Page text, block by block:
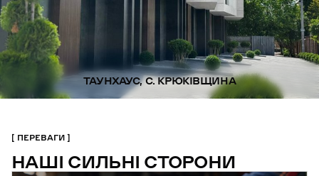
ТАУНХАУС, С. КРЮКІВЩИНА
ПЕРЕВАГИ
НАШІ СИЛЬНІ СТОРОНИ